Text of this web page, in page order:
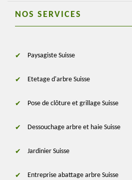
NOS SERVICES
Paysagiste Suisse
Etetage d'arbre Suisse
Pose de clôture et grillage Suisse
Dessouchage arbre et haie Suisse
Jardinier Suisse
Entreprise abattage arbre Suisse